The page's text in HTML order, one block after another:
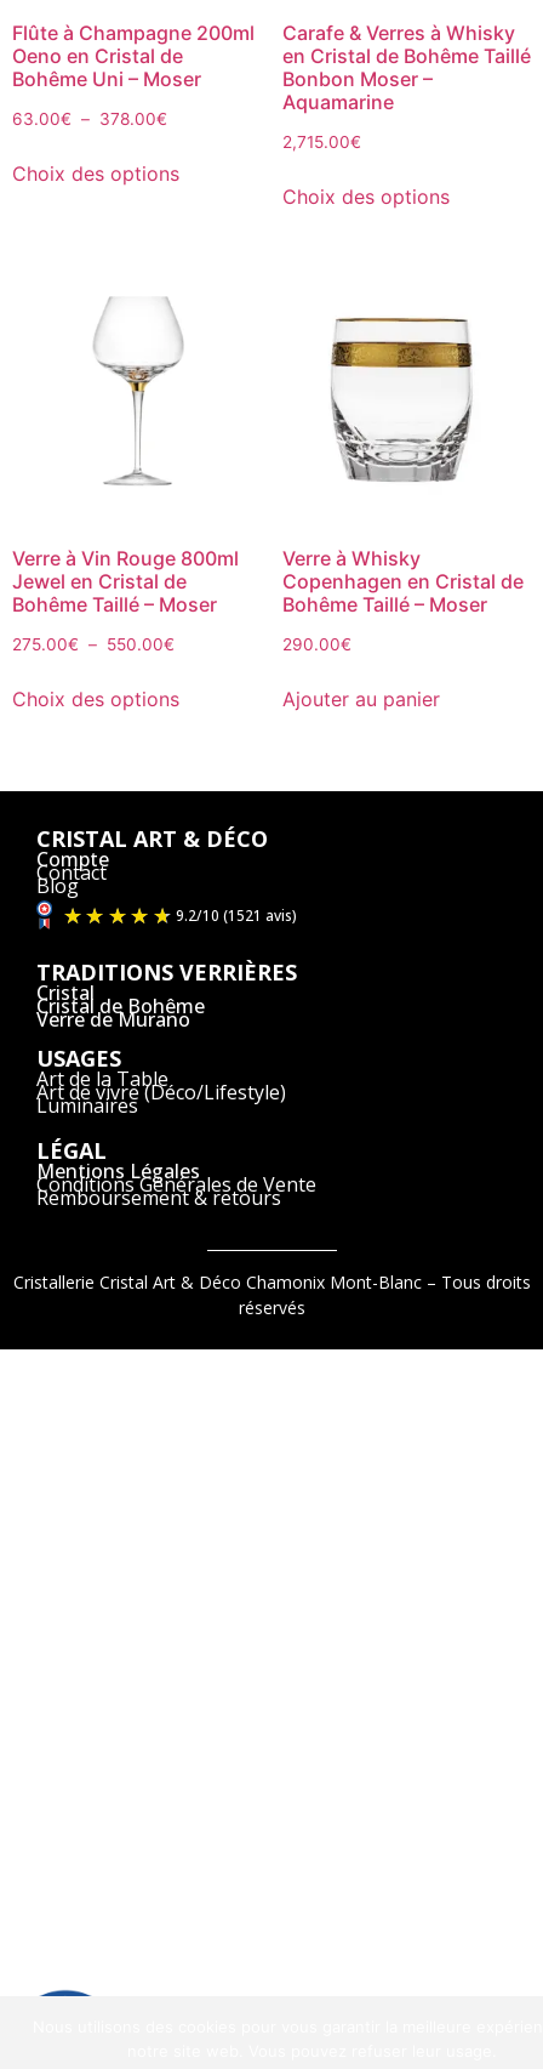
Flûte à Champagne 200ml
Oeno en Cristal de
Bohême Uni – Moser
63.00€ – 378.00€
Choix des options
Carafe & Verres à Whisky
en Cristal de Bohême Taillé
Bonbon Moser –
Aquamarine
2,715.00€
Choix des options
Verre à Vin Rouge 800ml
Jewel en Cristal de
Bohême Taillé – Moser
275.00€ – 550.00€
Choix des options
Verre à Whisky
Copenhagen en Cristal de
Bohême Taillé – Moser
290.00€
Ajouter au panier
CRISTAL ART & DÉCO
Compte
Contact
Blog
TRADITIONS VERRIÈRES
Cristal
Cristal de Bohême
Verre de Murano
USAGES
Art de la Table
Art de vivre (Déco/Lifestyle)
Luminaires
LÉGAL
Mentions Légales
Conditions Générales de Vente
Remboursement & retours
Cristallerie Cristal Art & Déco Chamonix Mont-Blanc – Tous droits
réservés